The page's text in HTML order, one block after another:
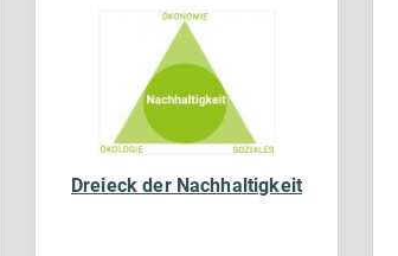
Dreieck der Nachhaltigkeit